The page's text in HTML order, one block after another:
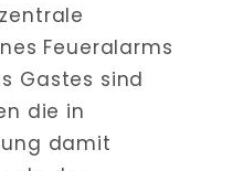
Feueralarms
Gastes sind
die in
damit